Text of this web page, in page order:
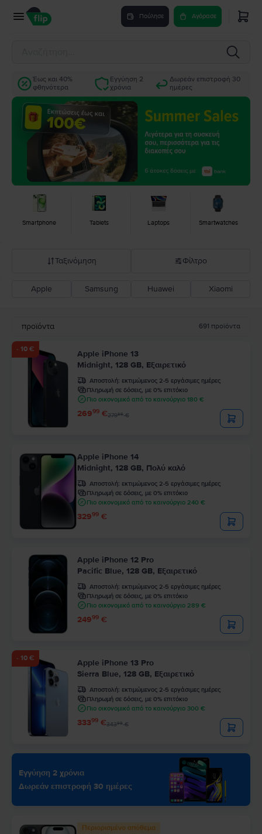
Πούλησε Αγόρασε
Έως και 40%
φθηνότερα
Εγγύηση 2
χρόνια
Δωρεάν επιστροφή 30
ημέρες
Smartphone Tablets Laptops Smartwatches
Ταξινόμηση
Σύσταση Flip
Φίλτρο
Apple Samsung Huawei Xiaomi
προϊόντα 691 προϊόντα
- 10 €
Apple iPhone 13
Midnight, 128 GB, Εξαιρετικό
Αποστολή: εκτιμώμενος 2-5 εργάσιμες ημέρες
Πληρωμή σε δόσεις, με 0% επιτόκιο
Πιο οικονομικό από το καινούργιο 180 €
26999 €27999€
Apple iPhone 14
Midnight, 128 GB, Πολύ καλό
Αποστολή: εκτιμώμενος 2-5 εργάσιμες ημέρες
Πληρωμή σε δόσεις, με 0% επιτόκιο
Πιο οικονομικό από το καινούργιο 240 €
32999 €
Apple iPhone 12 Pro
Pacific Blue, 128 GB, Εξαιρετικό
Αποστολή: εκτιμώμενος 2-5 εργάσιμες ημέρες
Πληρωμή σε δόσεις, με 0% επιτόκιο
Πιο οικονομικό από το καινούργιο 289 €
24999 €
- 10 €
Apple iPhone 13 Pro
Sierra Blue, 128 GB, Εξαιρετικό
Αποστολή: εκτιμώμενος 2-5 εργάσιμες ημέρες
Πληρωμή σε δόσεις, με 0% επιτόκιο
Πιο οικονομικό από το καινούργιο 300 €
33399 €34399€
Εγγύηση 2 χρόνια
Δωρεάν επιστροφή 30 ημέρες
Περιορισμένο απόθεμα
Flip.gr | Ανακατασκευασμένα προϊόντα -40% φθηνότερα